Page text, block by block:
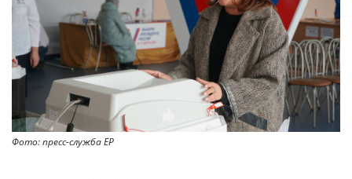
Фото: пресс-служба ЕР